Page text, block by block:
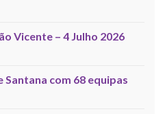
Vicente – 4 Julho 2026
com 68 equipas